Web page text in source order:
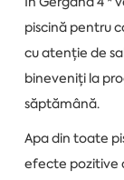
piscină pentru
cu atenție de
bineveniți la
săptămână.
Apa din toate
efecte pozitive